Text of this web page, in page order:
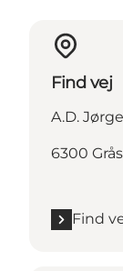
Find vej
A.D.
6300
Find